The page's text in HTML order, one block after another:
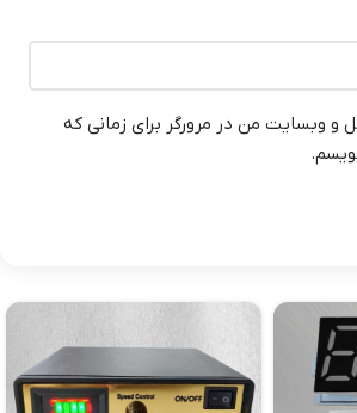
و وبسایت من در مرورگر برای زمانی که